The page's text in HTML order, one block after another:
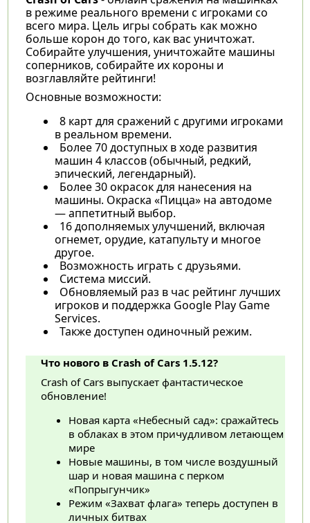
в режиме реального времени с игроками со
всего мира. Цель игры собрать как можно
больше корон до того, как вас уничтожат.
Собирайте улучшения, уничтожайте машины
соперников, собирайте их короны и
возглавляйте рейтинги!
Основные возможности:
8 карт для сражений с другими игроками
в реальном времени.
Более 70 доступных в ходе развития
машин 4 классов (обычный, редкий,
эпический, легендарный).
Более 30 окрасок для нанесения на
машины. Окраска «Пицца» на автодоме
— аппетитный выбор.
16 дополняемых улучшений, включая
огнемет, орудие, катапульту и многое
другое.
Возможность играть с друзьями.
Система миссий.
Обновляемый раз в час рейтинг лучших
игроков и поддержка Google Play Game
Services.
Также доступен одиночный режим.
Что нового в Crash of Cars 1.5.12?
Crash of Cars выпускает фантастическое
обновление!
Новая карта «Небесный сад»: сражайтесь
в облаках в этом причудливом летающем
мире
Новые машины, в том числе воздушный
шар и новая машина с перком
«Попрыгунчик»
Режим «Захват флага» теперь доступен в
личных битвах